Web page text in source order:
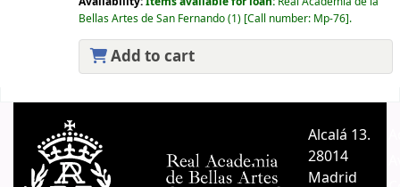
Bellas Artes de San Fernando(1) Call number: Mp-76 .
Add to cart
Alcalá 13.
28014
Madrid